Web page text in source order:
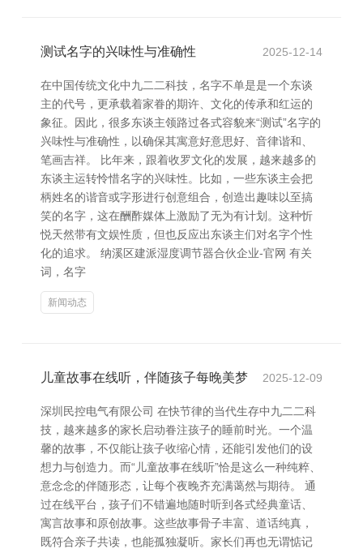
测试名字的兴味性与准确性 2025-12-14
在中国传统文化中九二二科技，名字不单是是一个东谈
主的代号，更承载着家眷的期许、文化的传承和红运的
象征。因此，很多东谈主领路过各式容貌来“测试”名字的
兴味性与准确性，以确保其寓意好意思好、音律谐和、
笔画吉祥。 比年来，跟着收罗文化的发展，越来越多的
东谈主运转怜惜名字的兴味性。比如，一些东谈主会把
柄姓名的谐音或字形进行创意组合，创造出趣味以至搞
笑的名字，这在酬酢媒体上激励了无为有计划。这种忻
悦天然带有文娱性质，但也反应出东谈主们对名字个性
化的追求。 纳溪区建派湿度调节器合伙企业-官网 有关
词，名字
新闻动态
儿童故事在线听，伴随孩子每晚美梦 2025-12-09
深圳民控电气有限公司 在快节律的当代生存中九二二科
技，越来越多的家长启动眷注孩子的睡前时光。一个温
馨的故事，不仅能让孩子收缩心情，还能引发他们的设
想力与创造力。而“儿童故事在线听”恰是这么一种纯粹、
意念念的伴随形态，让每个夜晚齐充满蔼然与期待。 通
过在线平台，孩子们不错遍地随时听到各式经典童话、
寓言故事和原创故事。这些故事骨子丰富、道话纯真，
既符合亲子共读，也能孤独凝听。家长们再也无谓惦记